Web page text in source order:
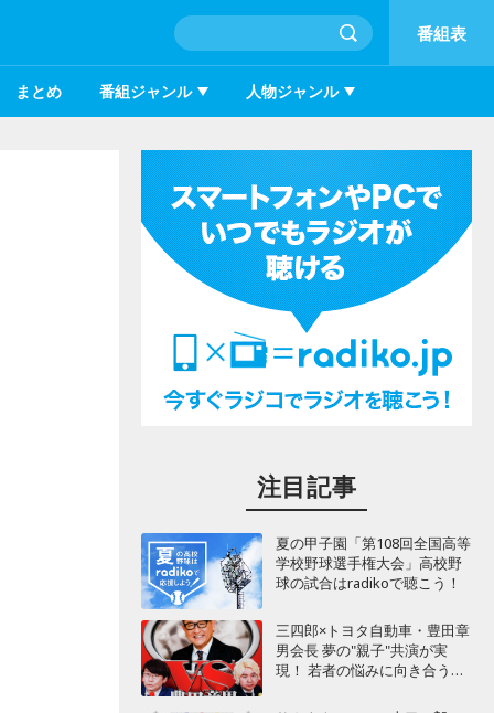
番組表
まとめ 番組ジャンル 人物ジャンル
注目記事
夏の甲子園「第108回全国高等
学校野球選手権大会」高校野
球の試合はradikoで聴こう！
三四郎×トヨタ自動車・豊田章
男会長 夢の"親子"共演が実
現！ 若者の悩みに向き合うポ